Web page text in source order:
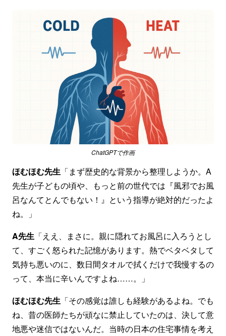
ChatGPTで作画
ほむほむ先生 「まず歴史的な背景から整理しようか。A
先生が子どもの頃や、もっと前の世代では『風邪でお風
呂なんてとんでもない！』という指導が絶対的だったよ
ね。」
A先生 「ええ、まさに。親に隠れてお風呂に入ろうとし
て、すごく怒られた記憶があります。熱でベタベタして
気持ち悪いのに、数日間タオルで拭くだけで我慢するの
って、本当に辛いんですよね……。」
ほむほむ先生 「その感覚は誰しも経験があるよね。でも
ね、昔の医師たちが頑なに禁止していたのは、決して意
地悪や迷信ではないんだ。当時の日本の住宅事情を考え